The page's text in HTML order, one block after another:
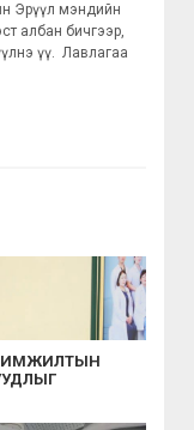
Эрүүл мэндийн
албан бичгээр,
үү. Лавлагаа